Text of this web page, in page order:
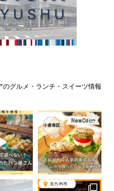
グルメ・ランチ・スイーツ情報